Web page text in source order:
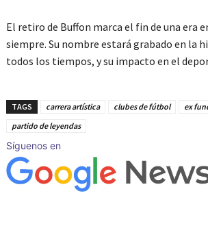
El retiro de Buffon marca el fin de una era
siempre. Su nombre estará grabado en la
todos los tiempos, y su impacto en el
TAGS carrera artística clubes de fútbol ex
partido de leyendas
Síguenos en